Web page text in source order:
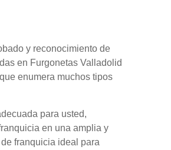
y reconocimiento de
en Furgonetas Valladolid
enumera muchos tipos
para usted,
en una amplia y
franquicia ideal para